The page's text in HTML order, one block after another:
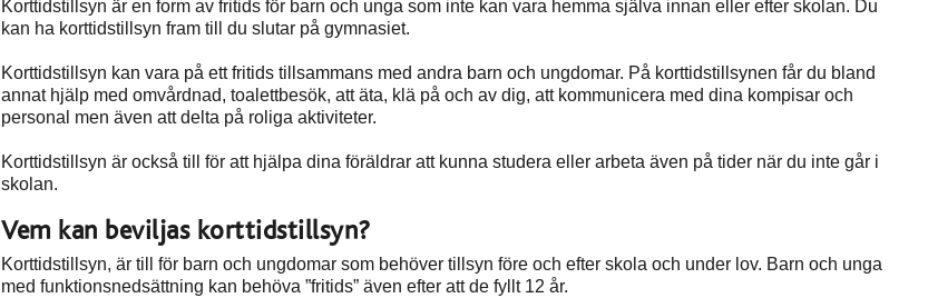
Korttidstillsyn är en form av fritids för barn och unga som inte kan vara hemma själva innan eller efter skolan. Du
kan ha korttidstillsyn fram till du slutar på gymnasiet.
Korttidstillsyn kan vara på ett fritids tillsammans med andra barn och ungdomar. På korttidstillsynen får du bland
annat hjälp med omvårdnad, toalettbesök, att äta, klä på och av dig, att kommunicera med dina kompisar och
personal men även att delta på roliga aktiviteter.
Korttidstillsyn är också till för att hjälpa dina föräldrar att kunna studera eller arbeta även på tider när du inte går i
skolan.
Vem kan beviljas korttidstillsyn?
Korttidstillsyn, är till för barn och ungdomar som behöver tillsyn före och efter skola och under lov. Barn och unga
med funktionsnedsättning kan behöva ”fritids” även efter att de fyllt 12 år.